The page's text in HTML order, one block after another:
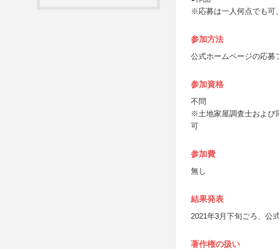
※応募は一人何点でも可
参加方法
公式ホームページの応募
参加資格
不問
※土地家屋調査士および
可
参加費
無し
結果発表
2021年3月下旬ごろ、公
著作権の扱い